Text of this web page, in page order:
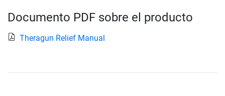
Documento PDF sobre el producto
Theragun Relief Manual